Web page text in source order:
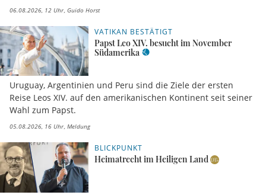
06.08.2026, 12 Uhr Guido Horst
VATIKAN BESTÄTIGT
Papst Leo XIV. besucht im November
Südamerika
Uruguay, Argentinien und Peru sind die Ziele der ersten
Reise Leos XIV. auf den amerikanischen Kontinent seit seiner
Wahl zum Papst.
05.08.2026, 16 Uhr Meldung
BLICKPUNKT
Heimatrecht im Heiligen Land